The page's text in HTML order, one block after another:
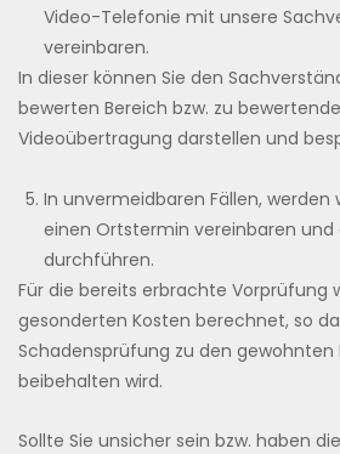
Video-Telefonie mit unsere
vereinbaren.
In dieser können Sie den
bewerten Bereich bzw. zu
Videoübertragung darstellen und
In unvermeidbaren Fällen,
einen Ortstermin vereinbaren
durchführen.
Für die bereits erbrachte Vorprüfung
gesonderten Kosten berechnet, so
Schadensprüfung zu den gewohnten
beibehalten wird.
Sollte Sie unsicher sein bzw. haben